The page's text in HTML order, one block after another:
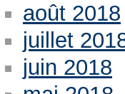
août 2018
juillet
juin 2018